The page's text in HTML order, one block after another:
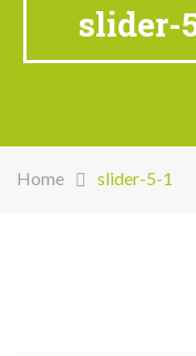
slider-
Home slider-5-1